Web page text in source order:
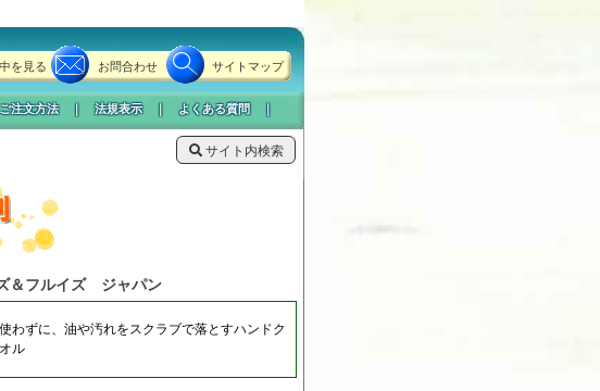
を見る お問合わせ サイトマップ
ご注文方法 ｜法規表示 ｜ よくある質問 ｜
サイト内検索
＆フルイズ ジャパン
わずに、油や汚れをスクラブで落とすハンドク
ル